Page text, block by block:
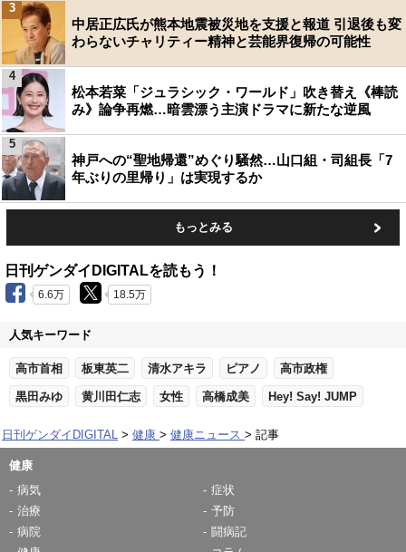
中居正広氏が熊本地震被災地を支援と報道 引退後も変
わらないチャリティー精神と芸能界復帰の可能性
3
松本若菜「ジュラシック・ワールド」吹き替え《棒読
み》論争再燃…暗雲漂う主演ドラマに新たな逆風
4
神戸への“聖地帰還”めぐり騒然…山口組・司組長「7
年ぶりの里帰り」は実現するか
5
もっとみる
日刊ゲンダイDIGITALを読もう！
6.6万 18.5万
人気キーワード
高市首相 板東英二 清水アキラ ピアノ 高市政権
黒田みゆ 黄川田仁志 女性 高橋成美 Hey! Say! JUMP
日刊ゲンダイDIGITAL 健康 健康ニュース 記事
健康
病気
症状
治療
予防
病院
闘病記